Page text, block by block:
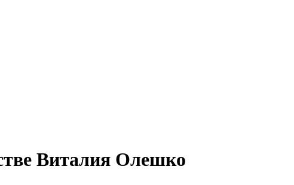
Виталия Олешко